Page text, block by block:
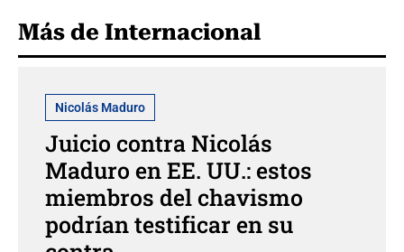
Más de Internacional
Nicolás Maduro
Juicio contra Nicolás
Maduro en EE. UU.: estos
miembros del chavismo
podrían testificar en su